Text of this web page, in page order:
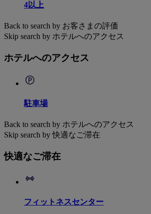
4以上
Back to search by お客さまの評価
Skip search by ホテルへのアクセス
ホテルへのアクセス
駐車場
Back to search by ホテルへのアクセス
Skip search by 快適なご滞在
快適なご滞在
フィットネスセンター